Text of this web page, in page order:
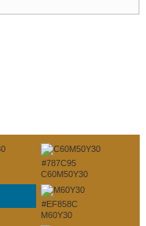
#787C95
C60M50Y30
#EF858C
M60Y30